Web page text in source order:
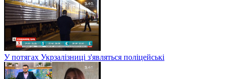
У потягах Укрзалізниці з'являться поліцейські